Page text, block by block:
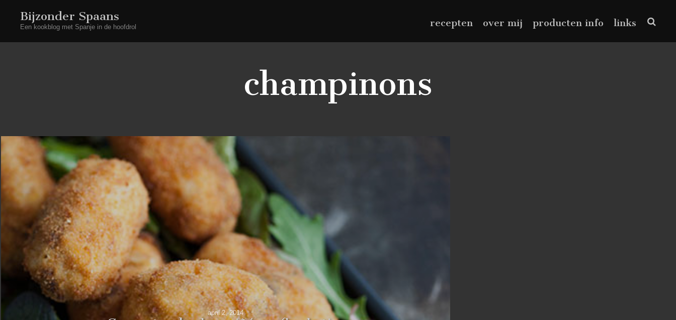
Bijzonder Spaans
Een kookblog met Spanje in de hoofdrol recepten over mij producten info links
champinons
april 2, 2014